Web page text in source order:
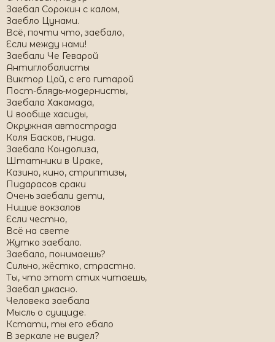
Заебал Сорокин с калом,
Заебло Цунами.
Всё, почти что, заебало,
Если между нами!
Заебали Че Геварой
Антиглобалисты
Виктор Цой, с его гитарой
Пост-блядь-модернисты,
Заебала Хакамада,
И вообще хасиды,
Окружная автострада
Коля Басков, гнида.
Заебала Кондолиза,
Штатники в Ираке,
Казино, кино, стриптизы,
Пидарасов сраки
Очень заебали дети,
Нищие вокзалов
Если честно,
Всё на свете
Жутко заебало.
Заебало, понимаешь?
Сильно, жёстко, страстно.
Ты, что этот стих читаешь,
Заебал ужасно.
Человека заебала
Мысль о суициде.
Кстати, ты его ебало
В зеркале не видел?